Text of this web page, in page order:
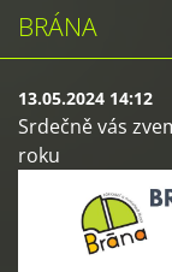
BRÁNA
13.05.2024 14:12
Srdečně vás
roku